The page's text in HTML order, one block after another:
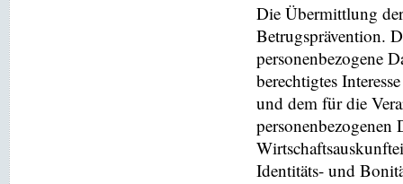
Die Übermittlung
Betrugsprävention.
personenbezogene
berechtigtes
und dem für die
personenbezogenen
Identitäts- und